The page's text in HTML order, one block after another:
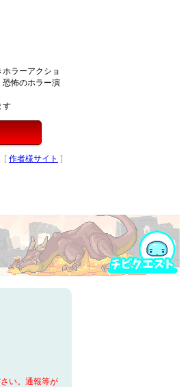
ラーアクショ
恐怖のホラー演
す
[ 作者様サイト ]
い。通報等が